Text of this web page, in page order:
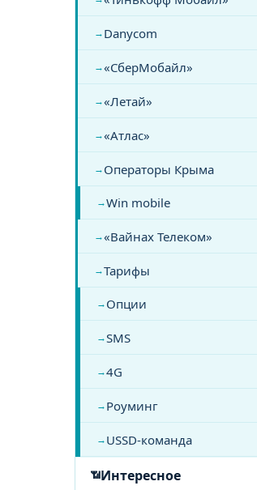
Danycom
«СберМобайл»
«Летай»
«Атлас»
Операторы Крыма
Win mobile
«Вайнах Телеком»
Тарифы
Опции
SMS
4G
Роуминг
USSD-команда
Интересное